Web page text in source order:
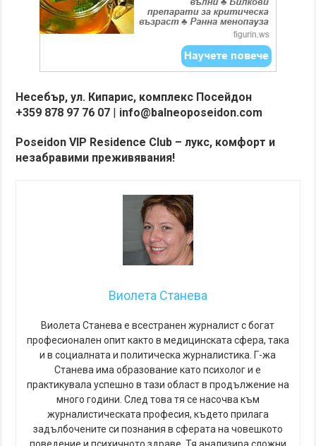
Несебър, ул. Кипарис, комплекс Посейдон
+359 878 97 76 07 | info@balneoposeidon.com
Poseidon VIP Residence Club – лукс, комфорт и
незабравими преживявания!
Виолета Станева
Виолета Станева е всестранен журналист с богат
професионален опит както в медицинската сфера, така
и в социалната и политическа журналистика. Г-жа
Станева има образование като психолог и е
практикувала успешно в тази област в продължение на
много години. След това тя се насочва към
журналистическата професия, където прилага
задълбочените си познания в сферата на човешкото
поведение и психичното здраве. Тя анализира сложни